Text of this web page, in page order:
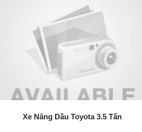
Xe Nâng Dầu Toyota 3.5 Tấn